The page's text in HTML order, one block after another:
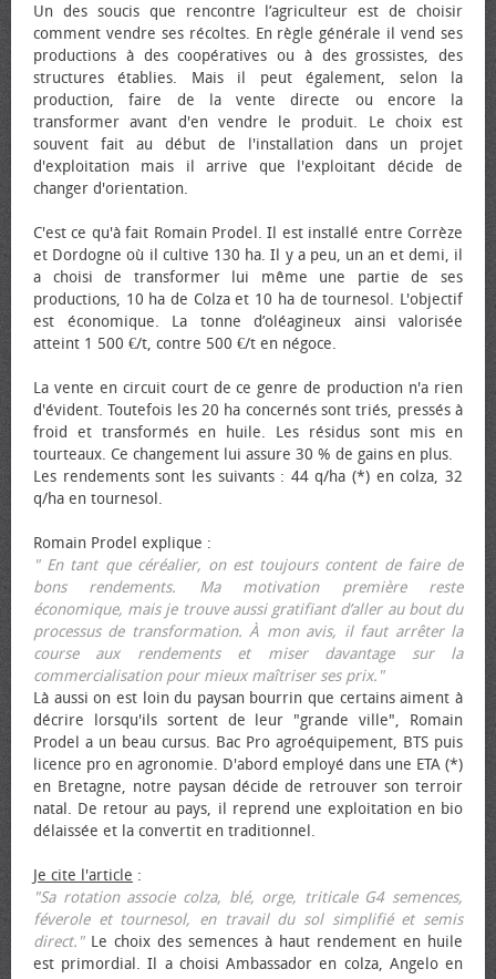
Un des soucis que rencontre l’agriculteur est de choisir
comment vendre ses récoltes. En règle générale il vend ses
productions à des coopératives ou à des grossistes, des
structures établies. Mais il peut également, selon la
production, faire de la vente directe ou encore la
transformer avant d'en vendre le produit. Le choix est
souvent fait au début de l'installation dans un projet
d'exploitation mais il arrive que l'exploitant décide de
changer d'orientation.
C'est ce qu'à fait Romain Prodel. Il est installé entre Corrèze
et Dordogne où il cultive 130 ha. Il y a peu, un an et demi, il
a choisi de transformer lui même une partie de ses
productions, 10 ha de Colza et 10 ha de tournesol. L'objectif
est économique. La tonne d’oléagineux ainsi valorisée
atteint 1 500 €/t, contre 500 €/t en négoce.
La vente en circuit court de ce genre de production n'a rien
d'évident. Toutefois les 20 ha concernés sont triés, pressés à
froid et transformés en huile. Les résidus sont mis en
tourteaux. Ce changement lui assure 30 % de gains en plus.
Les rendements sont les suivants : 44 q/ha (*) en colza, 32
q/ha en tournesol.
Romain Prodel explique :
" En tant que céréalier, on est toujours content de faire de
bons rendements. Ma motivation première reste
économique, mais je trouve aussi gratifiant d’aller au bout du
processus de transformation. À mon avis, il faut arrêter la
course aux rendements et miser davantage sur la
commercialisation pour mieux maîtriser ses prix."
Là aussi on est loin du paysan bourrin que certains aiment à
décrire lorsqu'ils sortent de leur "grande ville", Romain
Prodel a un beau cursus. Bac Pro agroéquipement, BTS puis
licence pro en agronomie. D'abord employé dans une ETA (*)
en Bretagne, notre paysan décide de retrouver son terroir
natal. De retour au pays, il reprend une exploitation en bio
délaissée et la convertit en traditionnel.
Je cite l'article :
"Sa rotation associe colza, blé, orge, triticale G4 semences,
féverole et tournesol, en travail du sol simplifié et semis
direct."Le choix des semences à haut rendement en huile
est primordial. Il a choisi Ambassador en colza, Angelo en